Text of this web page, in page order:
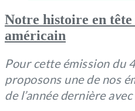
Notre histoire en
américain
Pour cette émission du
proposons une de nos
de l’année dernière